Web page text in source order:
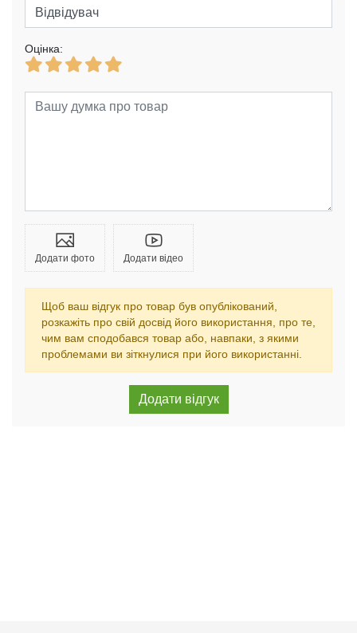
Оцінка:
Додати фото Додати відео
Щоб ваш відгук про товар був опублікований,
розкажіть про свій досвід його використання, про те,
чим вам сподобався товар або, навпаки, з якими
проблемами ви зіткнулися при його використанні.